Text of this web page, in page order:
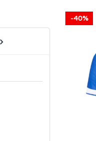
-40%